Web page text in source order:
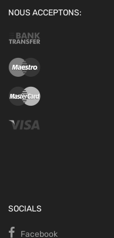
NOUS ACCEPTONS:
SOCIALS
Facebook